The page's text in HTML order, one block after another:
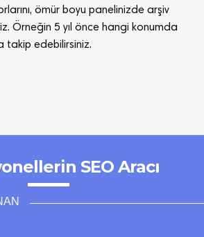
ömür boyu panelinizde arşiv
Örneğin 5 yıl önce hangi konumda
takip edebilirsiniz.
SEO Aracı